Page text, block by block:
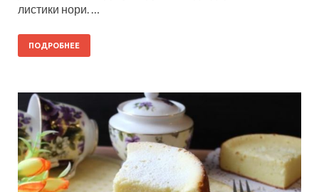
листики нори. …
ПОДРОБНЕЕ